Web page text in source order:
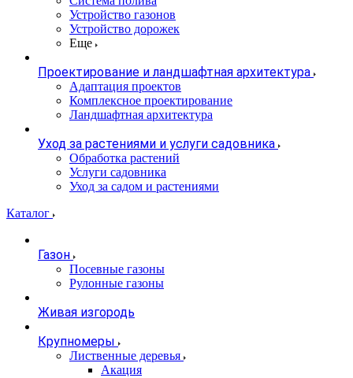
Устройство газонов
Устройство дорожек
Еще
Проектирование и ландшафтная архитектура
Адаптация проектов
Комплексное проектирование
Ландшафтная архитектура
Уход за растениями и услуги садовника
Обработка растений
Услуги садовника
Уход за садом и растениями
Каталог
Газон
Посевные газоны
Рулонные газоны
Живая изгородь
Крупномеры
Лиственные деревья
Акация